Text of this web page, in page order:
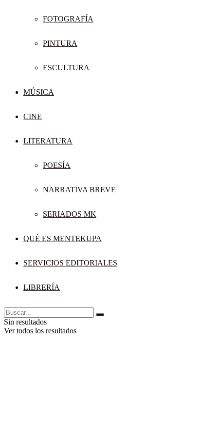
FOTOGRAFÍA
PINTURA
ESCULTURA
MÚSICA
CINE
LITERATURA
POESÍA
NARRATIVA BREVE
SERIADOS MK
QUÉ ES MENTEKUPA
SERVICIOS EDITORIALES
LIBRERÍA
Sin resultados
Ver todos los resultados